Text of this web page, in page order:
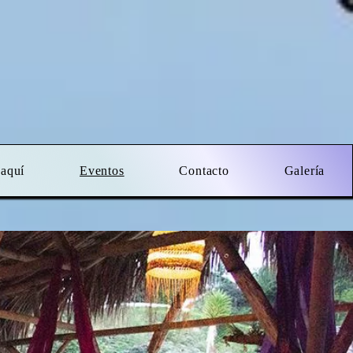
Eventos Contacto Galería